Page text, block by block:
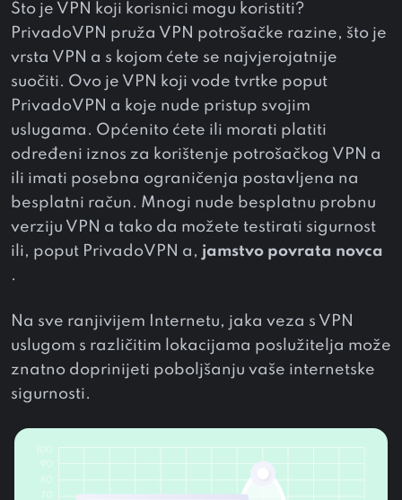
Što je VPN koji korisnici mogu koristiti?
PrivadoVPN pruža VPN potrošačke razine, što je
vrsta VPN a s kojom ćete se najvjerojatnije
suočiti. Ovo je VPN koji vode tvrtke poput
PrivadoVPN a koje nude pristup svojim
uslugama. Općenito ćete ili morati platiti
određeni iznos za korištenje potrošačkog VPN a
ili imati posebna ograničenja postavljena na
besplatni račun. Mnogi nude besplatnu probnu
verziju VPN a tako da možete testirati sigurnost
ili, poput PrivadoVPN a, jamstvo povrata novca
.
Na sve ranjivijem Internetu, jaka veza s VPN
uslugom s različitim lokacijama poslužitelja može
znatno doprinijeti poboljšanju vaše internetske
sigurnosti.